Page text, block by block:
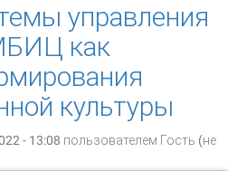
управления
как
культуры
- 13:08 пользователем Гость (не